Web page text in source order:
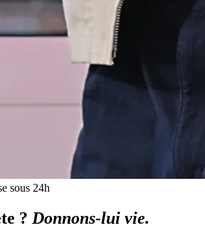
sous 24h
? Donnons-lui vie.